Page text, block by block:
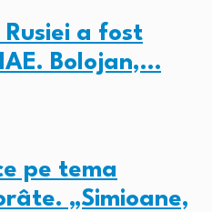
a fost
Bolojan,…
pe tema
„Simioane,